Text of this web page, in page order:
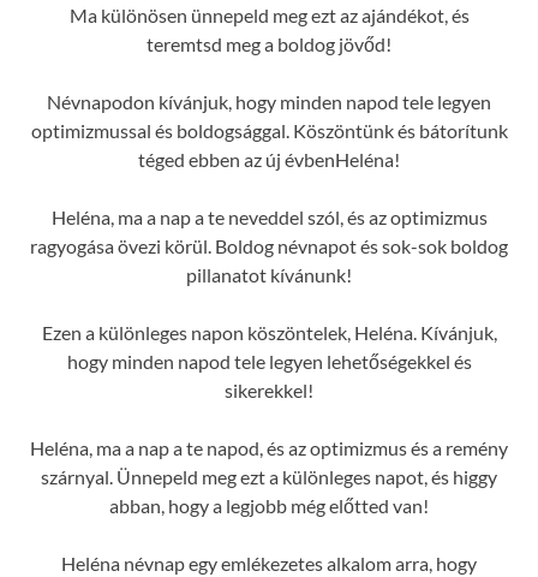
Ma különösen ünnepeld meg ezt az ajándékot, és
teremtsd meg a boldog jövőd!
Névnapodon kívánjuk, hogy minden napod tele legyen
optimizmussal és boldogsággal. Köszöntünk és bátorítunk
téged ebben az új évbenHeléna!
Heléna, ma a nap a te neveddel szól, és az optimizmus
ragyogása övezi körül. Boldog névnapot és sok-sok boldog
pillanatot kívánunk!
Ezen a különleges napon köszöntelek, Heléna. Kívánjuk,
hogy minden napod tele legyen lehetőségekkel és
sikerekkel!
Heléna, ma a nap a te napod, és az optimizmus és a remény
szárnyal. Ünnepeld meg ezt a különleges napot, és higgy
abban, hogy a legjobb még előtted van!
Heléna névnap egy emlékezetes alkalom arra, hogy